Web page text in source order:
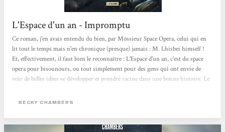
L'Espace d'un an - Impromptu
Ce roman, j'en avais entendu du bien, par Môssieur Space Opera, celui qui en
lit tout le temps mais n'en chronique (presque) jamais : M. Lhisbei himself !
Et, effectivement, il faut bien le reconnaître : L'Espace d'un an, c'est du space
opera pour bisounours, ou tout simplement pour des gens qui ont envie de
voir de belles idées se développer et prendre racine dans une bonne histoire. Le
intimement chacun des membres de l'équipage, des personnages souvent hauts
BECKY CHAMBERS